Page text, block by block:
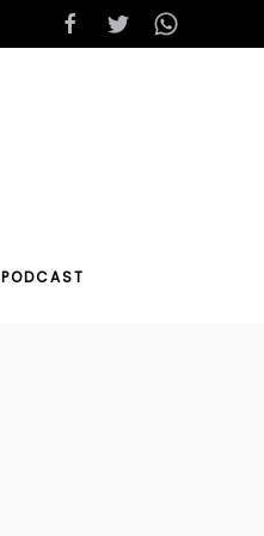
PODCAST